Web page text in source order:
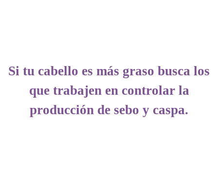
Si tu cabello es más graso busca los
que trabajen en controlar la
producción de sebo y caspa.